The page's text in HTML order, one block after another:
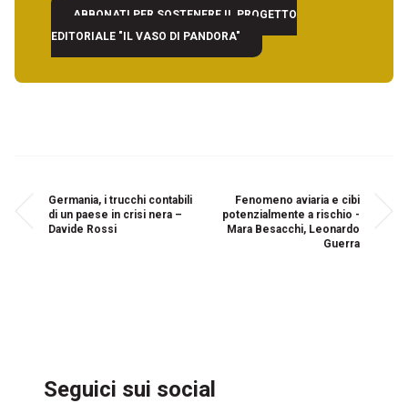
ABBONATI PER SOSTENERE IL PROGETTO
EDITORIALE "IL VASO DI PANDORA"
Germania, i trucchi contabili
di un paese in crisi nera –
Davide Rossi
Fenomeno aviaria e cibi
potenzialmente a rischio -
Mara Besacchi, Leonardo
Guerra
Seguici sui social